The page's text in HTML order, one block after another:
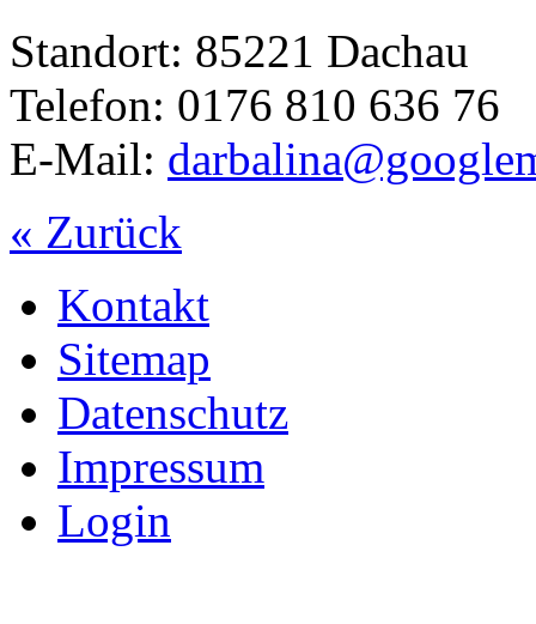
Standort: 85221 Dachau
Telefon: 0176 810 636 76
E-Mail:
« Zurück
Kontakt
Sitemap
Datenschutz
Impressum
Login